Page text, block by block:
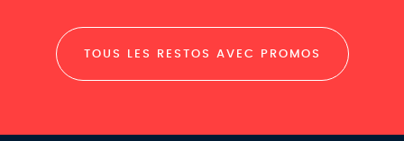
TOUS LES RESTOS AVEC PROMOS